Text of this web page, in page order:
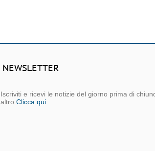
NEWSLETTER
Iscriviti e ricevi le notizie del giorno prima di
altro Clicca qui